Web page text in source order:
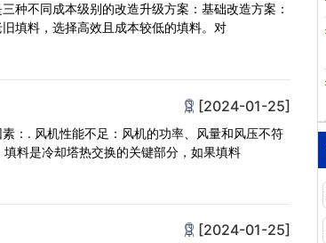
种不同成本级别的改造升级方案：基础改造方案：
填料，选择高效且成本较低的填料。对
[2024-01-25]
：. 风机性能不足：风机的功率、风量和风压不符
料是冷却塔热交换的关键部分，如果填料
[2024-01-25]